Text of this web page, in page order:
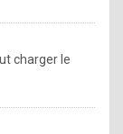
charger le